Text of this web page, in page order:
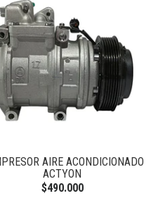
AIRE ACONDICIONADO
ACTYON
$490.000